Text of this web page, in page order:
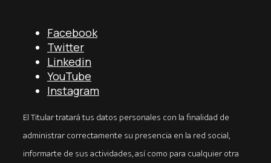
Facebook
Twitter
Linkedin
YouTube
Instagram
El Titular tratará tus datos personales con la finalidad de
administrar correctamente su presencia en la red social,
informarte de sus actividades, así como para cualquier otra